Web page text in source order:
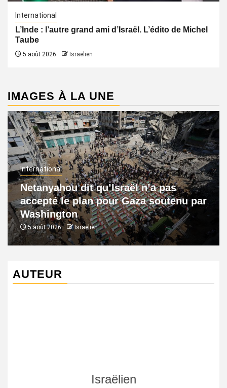
International
L’Inde : l’autre grand ami d’Israël. L’édito de Michel
Taube
5 août 2026 Israëlien
IMAGES À LA UNE
International
Netanyahou dit qu’Israël n’a pas
accepté le plan pour Gaza soutenu par
Washington
5 août 2026 Israëlien
AUTEUR
Israëlien